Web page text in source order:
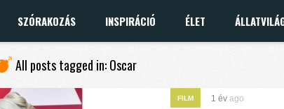
SZÓRAKOZÁS INSPIRÁCIÓ ÉLET
All posts tagged in: Oscar
FILM 1 év ago